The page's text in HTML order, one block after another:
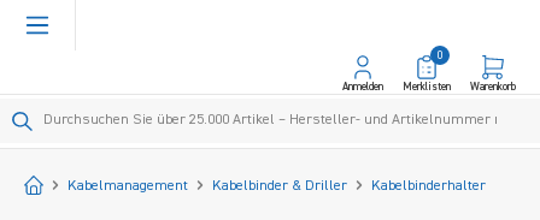
springen
Anmelden Merklisten
0
Warenkorb
Startseite
Kabelmanagement Kabelbinder & Driller Kabelbinderhalter